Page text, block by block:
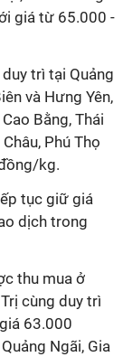
giá từ 65.000 -
trì tại Quảng
và Hưng Yên,
Bằng, Thái
Phú Thọ
kg.
tục giữ giá
dịch trong
thu mua ở
cùng duy trì
63.000
Ngãi, Gia